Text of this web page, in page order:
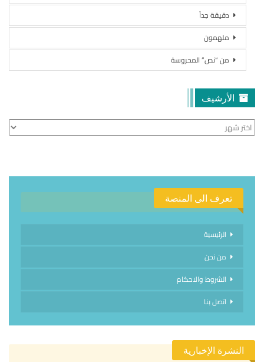
دقيقة جداً
ملهمون
من “نص” المحروسة
الأرشيف
الأرشيف
تعرف الى المنصة
الرئيسية
من نحن
الشروط والاحكام
اتصل بنا
النشرة الإخبارية